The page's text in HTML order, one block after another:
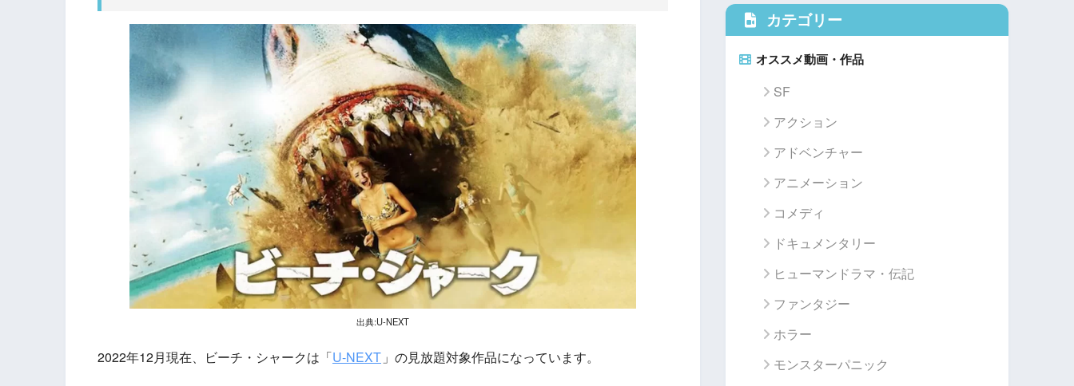
出典:U-NEXT
2022年12月現在、ビーチ・シャークは「U-NEXT 」の見放題対象作品になっています。
カテゴリー
オススメ動画・作品
SF
アクション
アドベンチャー
アニメーション
コメディ
ドキュメンタリー
ヒューマンドラマ・伝記
ファンタジー
ホラー
モンスターパニック